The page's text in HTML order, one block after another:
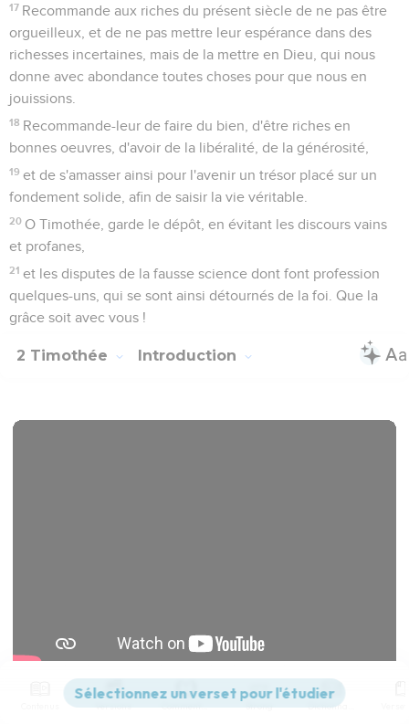
17 Recommande aux riches du présent siècle de ne pas être
orgueilleux, et de ne pas mettre leur espérance dans des
richesses incertaines, mais de la mettre en Dieu, qui nous
donne avec abondance toutes choses pour que nous en
jouissions.
18 Recommande-leur de faire du bien, d'être riches en
bonnes oeuvres, d'avoir de la libéralité, de la générosité,
19 et de s'amasser ainsi pour l'avenir un trésor placé sur un
fondement solide, afin de saisir la vie véritable.
20 O Timothée, garde le dépôt, en évitant les discours vains
et profanes,
21 et les disputes de la fausse science dont font profession
quelques-uns, qui se sont ainsi détournés de la foi. Que la
grâce soit avec vous !
2 Timothée Introduction
Versions Commentaires Strong